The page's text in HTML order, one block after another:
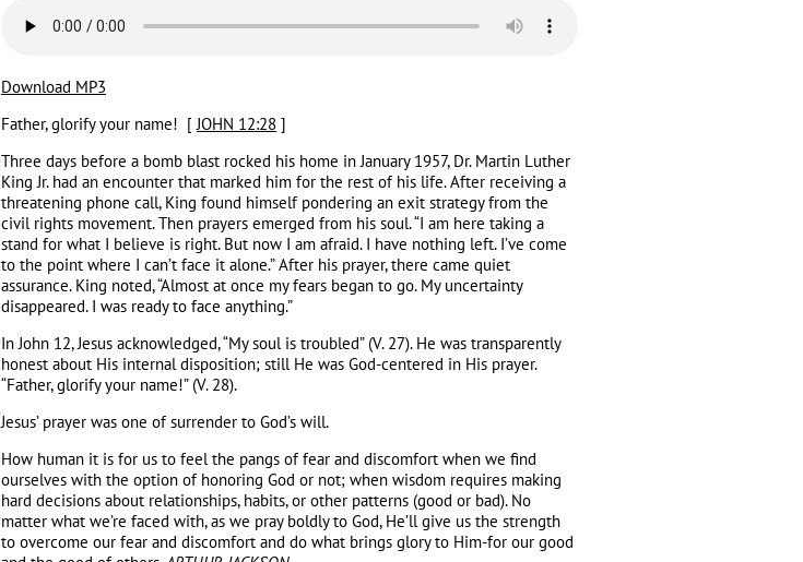
Download MP3
Father, glorify your name! [JOHN 12:28 ]
Three days before a bomb blast rocked his home in January 1957, Dr. Martin Luther
King Jr. had an encounter that marked him for the rest of his life. After receiving a
threatening phone call, King found himself pondering an exit strategy from the
civil rights movement. Then prayers emerged from his soul. “I am here taking a
stand for what I believe is right. But now I am afraid. I have nothing left. I’ve come
to the point where I can’t face it alone.” After his prayer, there came quiet
assurance. King noted, “Almost at once my fears began to go. My uncertainty
disappeared. I was ready to face anything.”
In John 12, Jesus acknowledged, “My soul is troubled” (V. 27). He was transparently
honest about His internal disposition; still He was God-centered in His prayer.
“Father, glorify your name!” (V. 28).
Jesus’ prayer was one of surrender to God’s will.
How human it is for us to feel the pangs of fear and discomfort when we find
ourselves with the option of honoring God or not; when wisdom requires making
hard decisions about relationships, habits, or other patterns (good or bad). No
matter what we’re faced with, as we pray boldly to God, He’ll give us the strength
to overcome our fear and discomfort and do what brings glory to Him-for our good